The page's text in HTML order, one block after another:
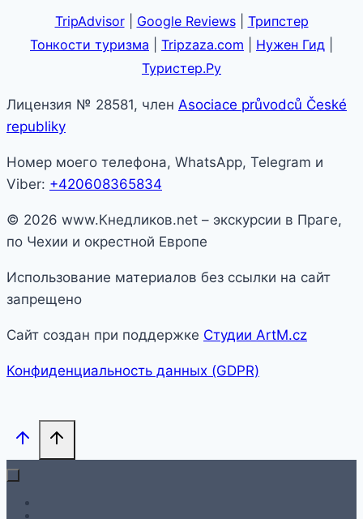
TripAdvisor| Google Reviews| Трипстер
Тонкости туризма
Tripzaza.com Нужен Гид
Туристер.Ру
Лицензия № 28581, член Asociace průvodců České
republiky
Номер моего телефона, WhatsApp, Telegram и
Viber: +420608365834
© 2026 www.Кнедликов.net – экскурсии в Праге,
по Чехии и окрестной Европе
Использование материалов без ссылки на сайт
запрещено
Сайт создан при поддержке Студии ArtM.cz
Конфиденциальность данных (GDPR)